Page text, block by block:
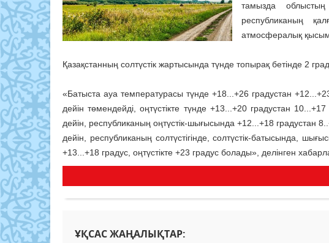
тамызда
республиканың
атмосфералық
Қазақстанның солтүстік жартысында түнде топырақ бетінде 2
«Батыста ауа температурасы түнде +18...+26 градустан
дейін төмендейді, оңтүстікте түнде +13...+20 градустан
дейін, республиканың оңтүстік-шығысында +12...+18 градустан
дейін, республиканың солтүстігінде, солтүстік-батысында,
+13...+18 градус, оңтүстікте +23 градус болады», делінген
ҰҚСАС ЖАҢАЛЫҚТАР: